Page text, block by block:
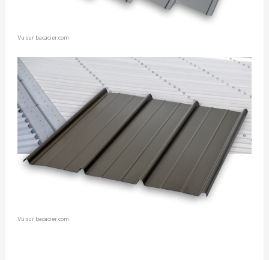
Vu sur bacacier.com
Vu sur bacacier.com